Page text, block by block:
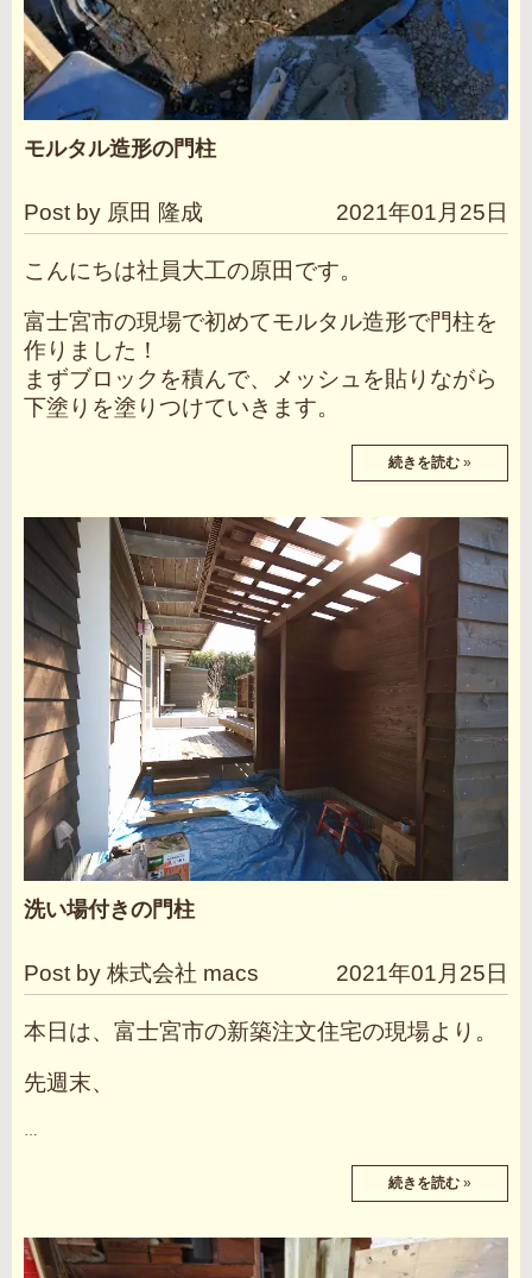
モルタル造形の門柱
Post by 原田 隆成 2021年01月25日
こんにちは社員大工の原田です。
富士宮市の現場で初めてモルタル造形で門柱を
作りました！
まずブロックを積んで、メッシュを貼りながら
下塗りを塗りつけていきます。
続きを読む »
洗い場付きの門柱
Post by 株式会社 macs 2021年01月25日
本日は、富士宮市の新築注文住宅の現場より。
先週末、
続きを読む »